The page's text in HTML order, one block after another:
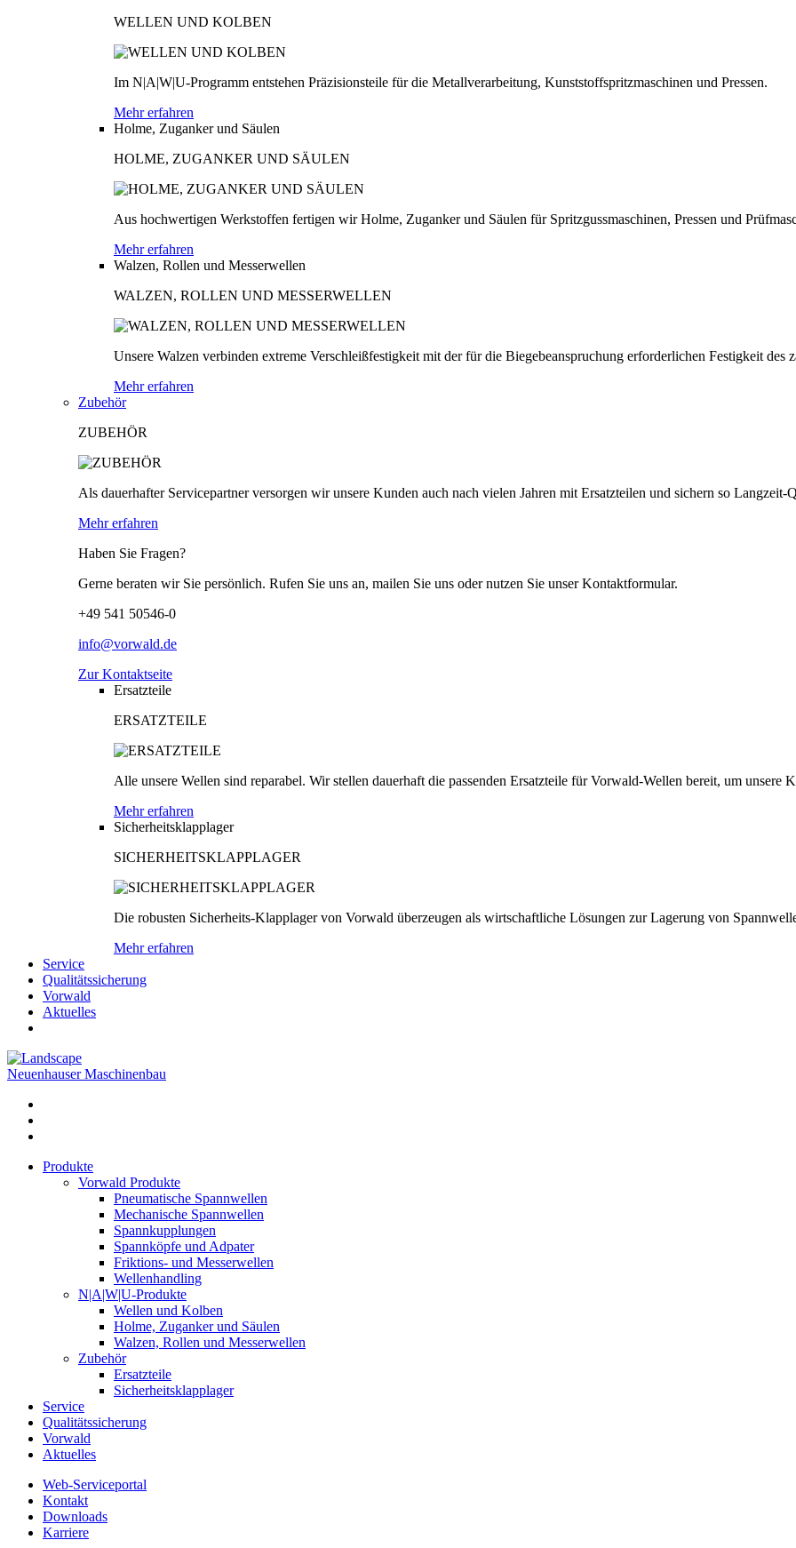
WELLEN UND KOLBEN
Im N|A|W|U-Programm entstehen Präzisionsteile für die Metallverarbeitung, Kunststoffspritzmaschinen und Pressen.
Mehr erfahren
Holme, Zuganker und Säulen
HOLME, ZUGANKER UND SÄULEN
Aus hochwertigen Werkstoffen fertigen wir Holme, Zuganker und Säulen für Spritzgussmaschinen, Pressen und
Mehr erfahren
Walzen, Rollen und Messerwellen
WALZEN, ROLLEN UND MESSERWELLEN
Unsere Walzen verbinden extreme Verschleißfestigkeit mit der für die Biegebeanspruchung erforderlichen Festigkeit des
Mehr erfahren
Zubehör
ZUBEHÖR
Als dauerhafter Servicepartner versorgen wir unsere Kunden auch nach vielen Jahren mit Ersatzteilen und sichern so Langzeit-
Mehr erfahren
Haben Sie Fragen?
Gerne beraten wir Sie persönlich. Rufen Sie uns an, mailen Sie uns oder nutzen Sie unser Kontaktformular.
+49 541 50546-0
info@vorwald.de
Zur Kontaktseite
Ersatzteile
ERSATZTEILE
Alle unsere Wellen sind reparabel. Wir stellen dauerhaft die passenden Ersatzteile für Vorwald-Wellen bereit, um unsere
Mehr erfahren
Sicherheitsklapplager
SICHERHEITSKLAPPLAGER
Die robusten Sicherheits-Klapplager von Vorwald überzeugen als wirtschaftliche Lösungen zur Lagerung von
Mehr erfahren
Service
Qualitätssicherung
Vorwald
Aktuelles
Neuenhauser Maschinenbau
Produkte
Vorwald Produkte
Pneumatische Spannwellen
Mechanische Spannwellen
Spannkupplungen
Spannköpfe und Adpater
Friktions- und Messerwellen
Wellenhandling
N|A|W|U-Produkte
Wellen und Kolben
Holme, Zuganker und Säulen
Walzen, Rollen und Messerwellen
Zubehör
Ersatzteile
Sicherheitsklapplager
Service
Qualitätssicherung
Vorwald
Aktuelles
Web-Serviceportal
Kontakt
Downloads
Karriere